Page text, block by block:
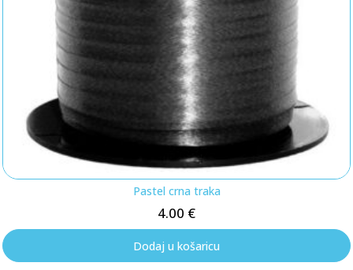
Pastel crna traka
4.00 €
Dodaj u košaricu